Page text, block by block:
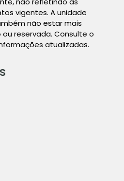
vigentes. A unidade
não estar mais
reservada. Consulte o
atualizadas.